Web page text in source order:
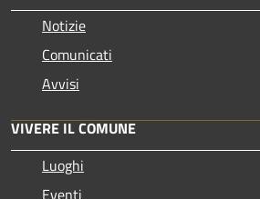
Notizie
Comunicati
Avvisi
VIVERE IL COMUNE
Luoghi
Eventi